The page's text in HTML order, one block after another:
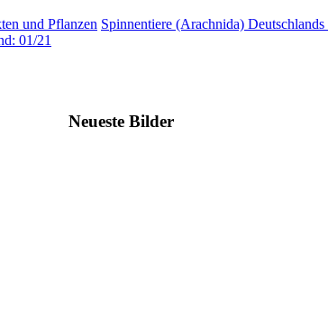
und Pflanzen Spinnentiere (Arachnida)
01/21
Neueste Bilder